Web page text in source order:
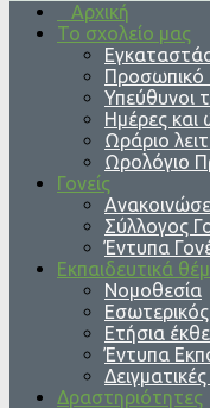
Αρχική
Το σχολείο μας
Προσωπικό
Υπεύθυνοι
Ημέρες και
Ωράριο
Ωρολόγιο
Γονείς
Σύλλογος
Έντυπα
Εκπαιδευτικά
Νομοθεσία
Ετήσια
Έντυπα
Δραστηριότητες